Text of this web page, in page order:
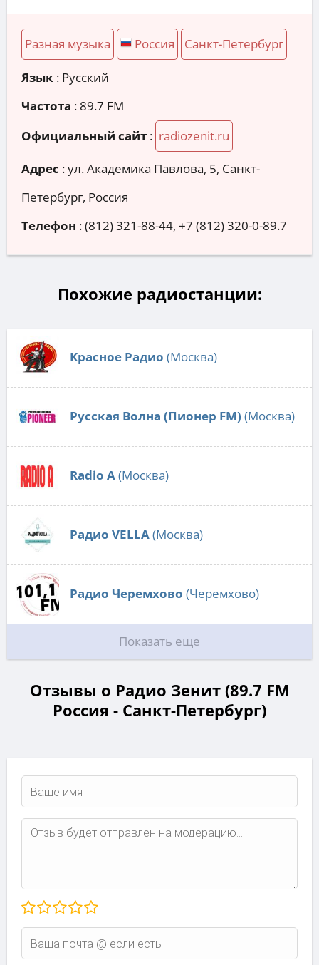
Разная музыка Россия Санкт-Петербург
Язык : Русский
Частота : 89.7 FM
Официальный сайт : radiozenit.ru
Адрес :ул. Академика Павлова, 5, Санкт-
Петербург, Россия
Телефон :(812) 321-88-44, +7 (812) 320-0-89.7
Похожие радиостанции:
Красное Радио (Москва)
Русская Волна (Пионер FM) (Москва)
Radio А(Москва)
Радио VELLA(Москва)
Радио Черемхово (Черемхово)
Показать еще
Отзывы о Радио Зенит (89.7 FM
Россия - Санкт-Петербург)